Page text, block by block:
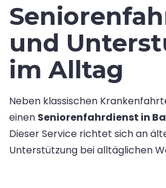
und
im Alltag
Neben klassischen
einen Seniorenfahrdienst in
Dieser Service richtet sich an
Unterstützung bei alltäglichen